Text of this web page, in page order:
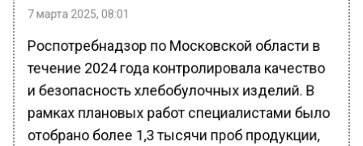
7 марта 2025, 08:01
Роспотребнадзор по Московской области в
течение 2024 года контролировала качество
и безопасность хлебобулочных изделий. В
рамках плановых работ специалистами было
отобрано более 1,3 тысячи проб продукции,